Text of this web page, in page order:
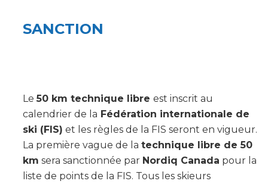
SANCTION
Le50 km technique libre est inscrit au
calendrier de la Fédération internationale de
ski (FIS) et les règles de la FIS seront en vigueur.
La première vague de la technique libre de 50
km sera sanctionnée par Nordiq Canada pour la
liste de points de la FIS. Tous les skieurs